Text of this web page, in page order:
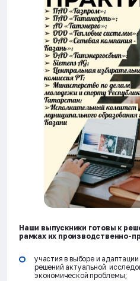
Наши выпускники готовы к
рамках их производственно-
участия в выборе и
решений актуальной
экономической проблемы;